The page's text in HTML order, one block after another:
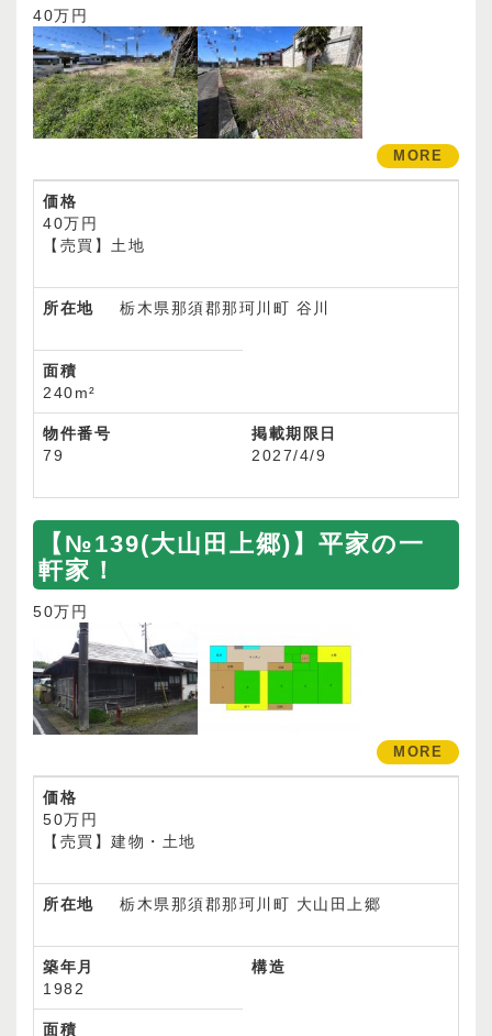
40万円
MORE
価格
40万円
【売買】土地
所在地 栃木県那須郡那珂川町 谷川
面積
240m²
物件番号
79
掲載期限日
2027/4/9
【№139(大山田上郷)】平家の一
軒家！
50万円
MORE
価格
50万円
【売買】建物・土地
所在地 栃木県那須郡那珂川町 大山田上郷
築年月
1982
構造
面積